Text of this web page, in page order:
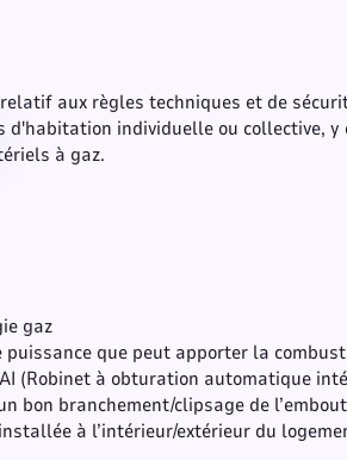
mot(s) Arrêté du
sur le(s) mot(s)
relatif aux règles techniques et de
individuelle ou collective, y
à gaz.
gaz
que peut apporter la
(Robinet à obturation automatique
bon branchement/clipsage de
à l’intérieur/extérieur du